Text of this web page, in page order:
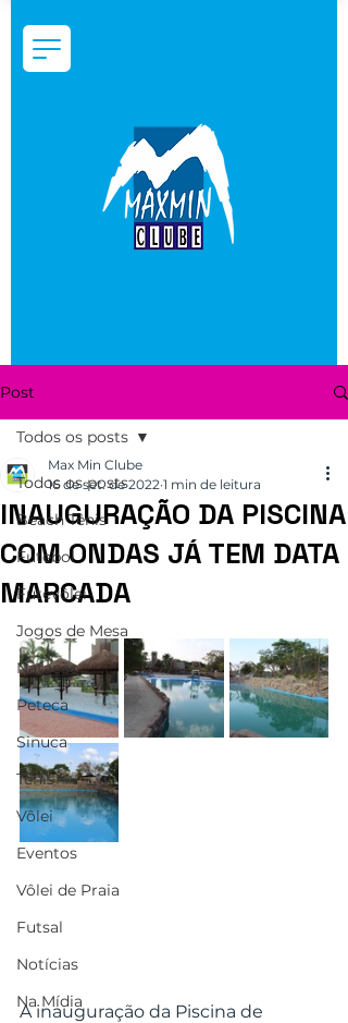
Post
Todos os posts
Beach Tênis
Futebol
Futevôlei
Jogos de Mesa
Natação
Peteca
Sinuca
Tênis
Vôlei
Eventos
Vôlei de Praia
Futsal
Notícias
Na Mídia
Todos os posts
INAUGURAÇÃO DA PISCINA
COM ONDAS JÁ TEM DATA
MARCADA
Max Min Clube
16 de set. de 2022 1 min de leitura
A inauguração da Piscina de